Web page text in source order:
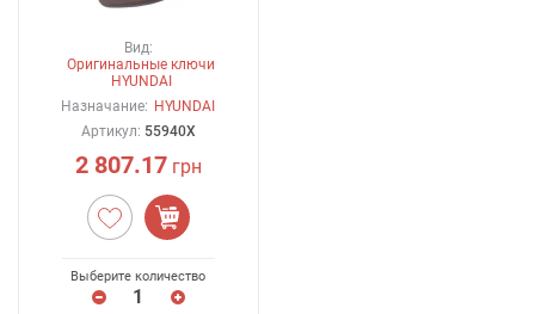
Вид:
Оригинальные ключи
HYUNDAI
Назначание: HYUNDAI
Артикул: 55940X
2 807.17грн
Выберите количество